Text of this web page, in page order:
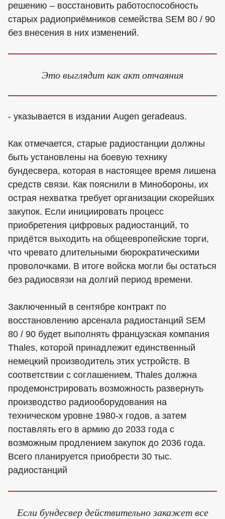
решению – восстановить работоспособность
старых радиоприёмников семейства SEM 80 / 90
без внесения в них изменений.
Это выглядит как акт отчаяния
- указывается в издании Augen geradeaus.
Как отмечается, старые радиостанции должны
быть установлены на боевую технику
бундесвера, которая в настоящее время лишена
средств связи. Как пояснили в Минобороны, их
острая нехватка требует организации скорейших
закупок. Если инициировать процесс
приобретения цифровых радиостанций, то
придётся выходить на общеевропейские торги,
что чревато длительными бюрократическими
проволочками. В итоге войска могли бы остаться
без радиосвязи на долгий период времени.
Заключенный в сентябре контракт по
восстановлению арсенала радиостанций SEM
80 / 90 будет выполнять французская компания
Thales, которой принадлежит единственный
немецкий производитель этих устройств. В
соответствии с соглашением, Thales должна
продемонстрировать возможность развернуть
производство радиооборудования на
техническом уровне 1980-х годов, а затем
поставлять его в армию до 2033 года с
возможным продлением закупок до 2036 года.
Всего планируется приобрести 30 тыс.
радиостанций
Если бундесвер действительно закажет все